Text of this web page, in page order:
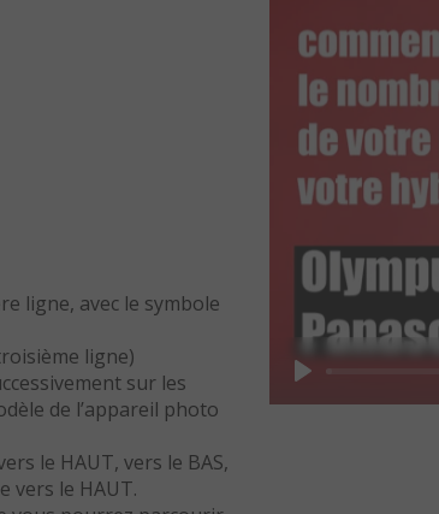
ligne, avec le symbole
ligne)
sur les
de l’appareil photo
le HAUT, vers le BAS,
vers le HAUT.
Play